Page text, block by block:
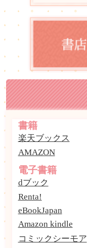
書籍
楽天ブックス
AMAZON
電子書籍
dブック
Renta!
eBookJapan
Amazon kindle
コミックシーモア